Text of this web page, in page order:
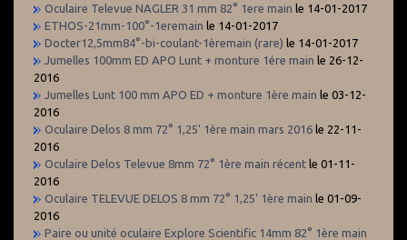
Oculaire Televue NAGLER 31 mm 82° 1ere main le 14-01-2017
ETHOS-21mm-100°-1eremain le 14-01-2017
Docter12,5mm84°-bi-coulant-1èremain (rare) le 14-01-2017
Jumelles 100mm ED APO Lunt + monture 1ére main le 26-12-
2016
Jumelles Lunt 100 mm APO ED + monture 1ère main le 03-12-
2016
Oculaire Delos 8 mm 72° 1,25' 1ère main mars 2016 le 22-11-
2016
Oculaire Delos Televue 8mm 72° 1ère main récent le 01-11-
2016
Oculaire TELEVUE DELOS 8 mm 72° 1,25' 1ère main le 01-09-
2016
Paire ou unité oculaire Explore Scientific 14mm 82° 1ère main